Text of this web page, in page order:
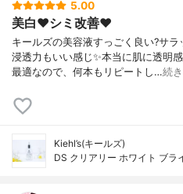
5.00
美白❤️シミ改善❤️
キールズの美容液すっごく良い?サ
浸透力もいい感じ✨本当に肌に透明
最適なので、何本もリピートし…続
Kiehl’s(キールズ)
DS クリアリー ホワイト ブラ